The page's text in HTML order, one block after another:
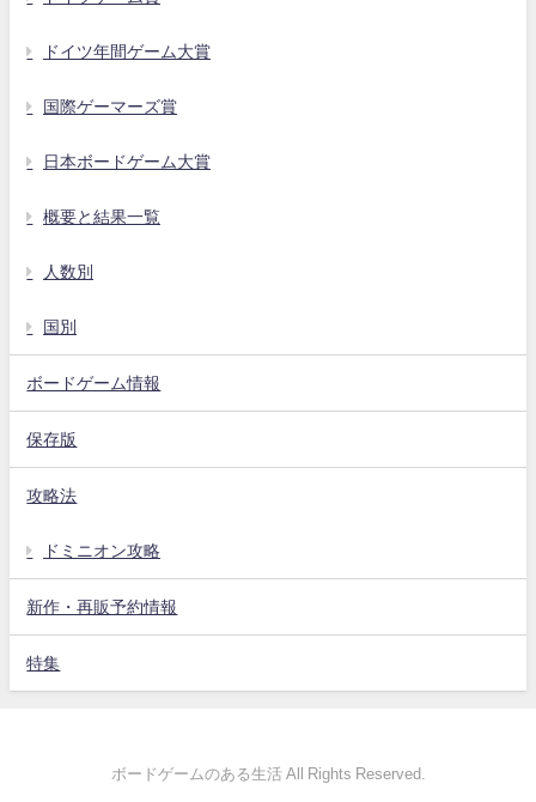
ドイツ年間ゲーム大賞
国際ゲーマーズ賞
日本ボードゲーム大賞
概要と結果一覧
人数別
国別
ボードゲーム情報
保存版
攻略法
ドミニオン攻略
新作・再販予約情報
特集
ボードゲームのある生活 All Rights Reserved.